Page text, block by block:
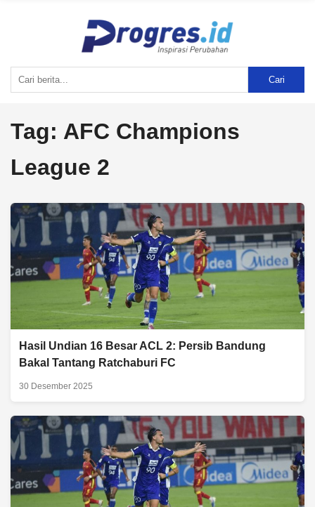
Cari
Tag: AFC Champions
League 2
Hasil Undian 16 Besar ACL 2: Persib Bandung
Bakal Tantang Ratchaburi FC
30 Desember 2025